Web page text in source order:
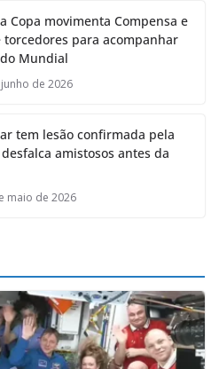
Copa movimenta Compensa e
torcedores para acompanhar
Mundial
de 2026
tem lesão confirmada pela
desfalca amistosos antes da
maio de 2026